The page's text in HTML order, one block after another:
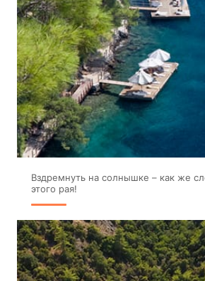
Вздремнуть на солнышке – как же
этого рая!